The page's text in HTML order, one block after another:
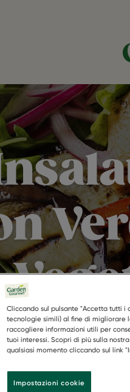
Cliccando sul pulsante "Accetta tutti
tecnologie simili) al fine di migliorare
raccogliere informazioni utili per
tuoi interessi. Scopri di più sulla
qualsiasi momento cliccando sul link
Impostazioni cookie